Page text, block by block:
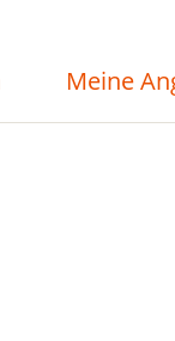
Meine